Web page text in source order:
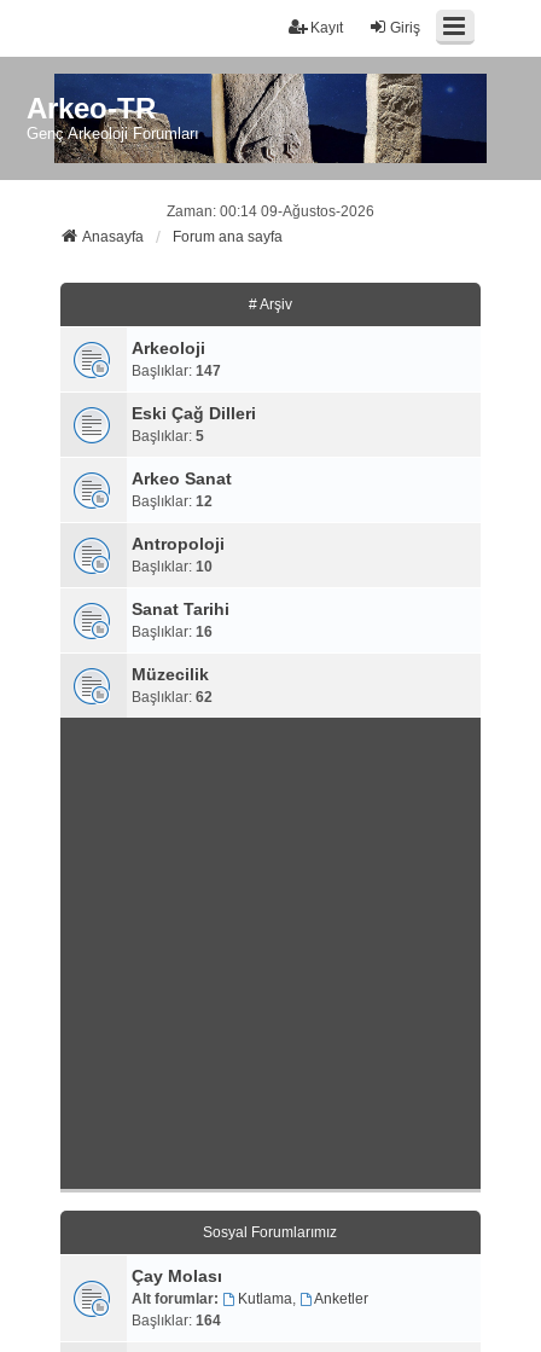
Giriş
Kayıt
Arkeo-TR
Genç Arkeoloji Forumları
Zaman: 00:14 09-Ağustos-2026
Anasayfa
Forum ana sayfa
# Arşiv
Arkeoloji
Başlıklar: 147
Eski Çağ Dilleri
Başlıklar: 5
Arkeo Sanat
Başlıklar: 12
Antropoloji
Başlıklar: 10
Sanat Tarihi
Başlıklar: 16
Müzecilik
Başlıklar: 62
Sosyal Forumlarımız
Çay Molası
Alt forumlar: Kutlama,
Anketler
Başlıklar: 164